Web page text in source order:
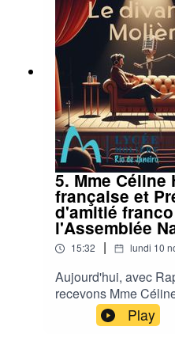
5. Mme Céline
française et
d'amitié
l'Assemblée
15:32 | lundi 10
Aujourd'hui, avec
recevons Mme
française et
brésilienne à
Play